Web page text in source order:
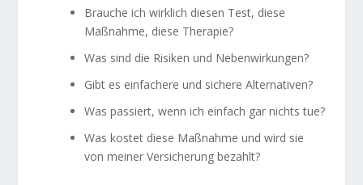
Brauche ich wirklich diesen Test, diese
Maßnahme, diese Therapie?
Was sind die Risiken und Nebenwirkungen?
Gibt es einfachere und sichere Alternativen?
Was passiert, wenn ich einfach gar nichts tue?
Was kostet diese Maßnahme und wird sie
von meiner Versicherung bezahlt?